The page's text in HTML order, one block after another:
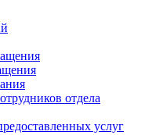
отдела
услуг